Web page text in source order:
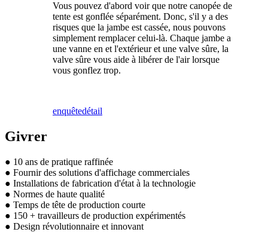
Vous pouvez d'abord voir que notre canopée de
tente est gonflée séparément. Donc, s'il y a des
risques que la jambe est cassée, nous pouvons
simplement remplacer celui-là. Chaque jambe a
une vanne en et l'extérieur et une valve sûre, la
valve sûre vous aide à libérer de l'air lorsque
vous gonflez trop.
enquêtedétail
Givrer
● 10 ans de pratique raffinée
● Fournir des solutions d'affichage commerciales
● Installations de fabrication d'état à la technologie
● Normes de haute qualité
● Temps de tête de production courte
● 150 + travailleurs de production expérimentés
● Design révolutionnaire et innovant